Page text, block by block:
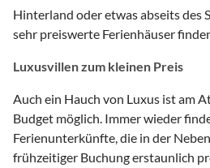
Hinterland oder etwas abseits des
sehr preiswerte Ferienhäuser
Luxusvillen zum kleinen Preis
Auch ein Hauch von Luxus ist am
Budget möglich. Immer wieder
Ferienunterkünfte, die in der
frühzeitiger Buchung erstaunlich